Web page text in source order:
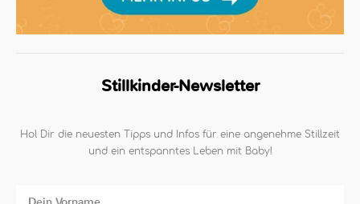
Stillkinder-Newsletter
Hol Dir die neuesten Tipps und Infos für eine angenehme Stillzeit
und ein entspanntes Leben mit Baby!